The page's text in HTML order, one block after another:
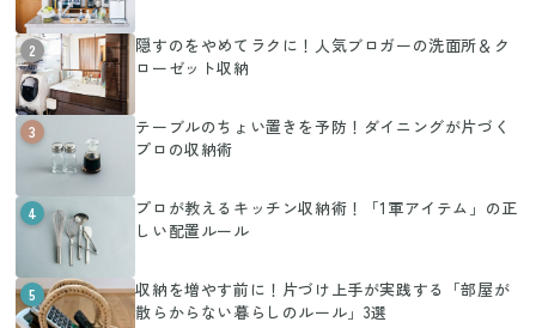
2
隠すのをやめてラクに！人気ブロガーの洗面所＆ク
ローゼット収納
3
テーブルのちょい置きを予防！ダイニングが片づく
プロの収納術
4
プロが教えるキッチン収納術！「1軍アイテム」の正
しい配置ルール
5
収納を増やす前に！片づけ上手が実践する「部屋が
散らからない暮らしのルール」3選